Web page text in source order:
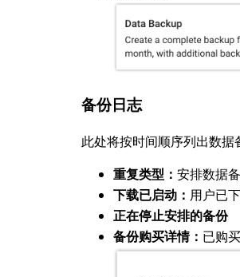
备份日志
此处将按时间顺序列出数据
重复类型： 安排数据
下载已启动： 用户已
正在停止安排的备份
备份购买详情： 已购